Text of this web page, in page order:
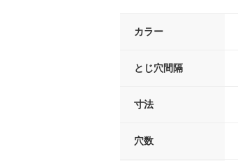
カラー
とじ穴間隔
寸法
穴数